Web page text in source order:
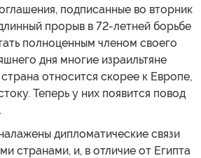
подписанные во вторник
прорыв в 72-летней борьбе
полноценным членом своего
дня многие израильтяне
относится скорее к Европе,
Теперь у них появится повод
дипломатические связи
странами, и, в отличие от Египта